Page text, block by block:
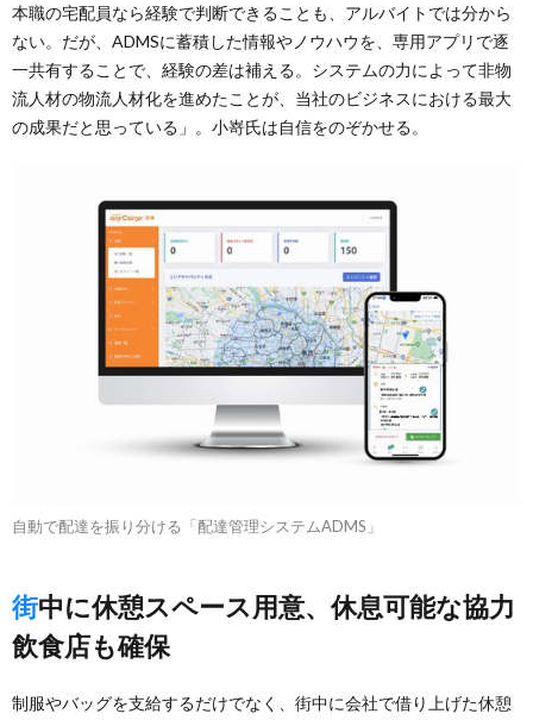
本職の宅配員なら経験で判断できることも、アルバイトでは分から
ない。だが、ADMSに蓄積した情報やノウハウを、専用アプリで逐
一共有することで、経験の差は補える。システムの力によって非物
流人材の物流人材化を進めたことが、当社のビジネスにおける最大
の成果だと思っている」。小嵜氏は自信をのぞかせる。
自動で配達を振り分ける「配達管理システムADMS」
街中に休憩スペース用意、休息可能な協力
飲食店も確保
制服やバッグを支給するだけでなく、街中に会社で借り上げた休憩